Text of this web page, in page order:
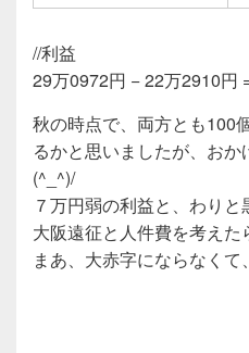
//利益
29万0972円 − 22万2910円
秋の時点で、両方とも100
るかと思いましたが、お
(^_^)/
７万円弱の利益と、わりと
大阪遠征と人件費を考え
まあ、大赤字にならなく